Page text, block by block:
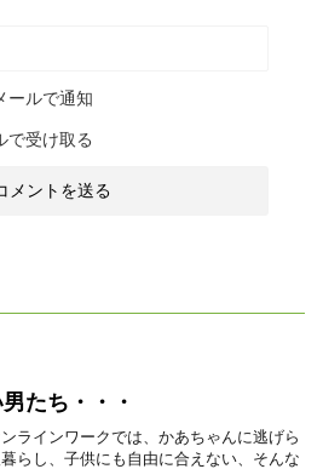
ールで通知
で受け取る
たち・・・
ラインワークでは、かあちゃんに逃げら
らし、子供にも自由に合えない、そんな